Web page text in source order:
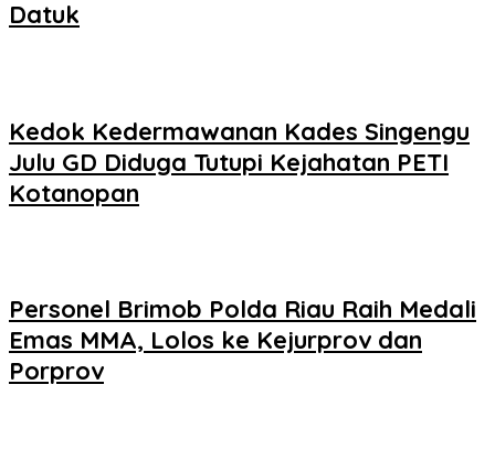
Datuk
Kedok Kedermawanan Kades Singengu
Julu GD Diduga Tutupi Kejahatan PETI
Kotanopan
Personel Brimob Polda Riau Raih Medali
Emas MMA, Lolos ke Kejurprov dan
Porprov